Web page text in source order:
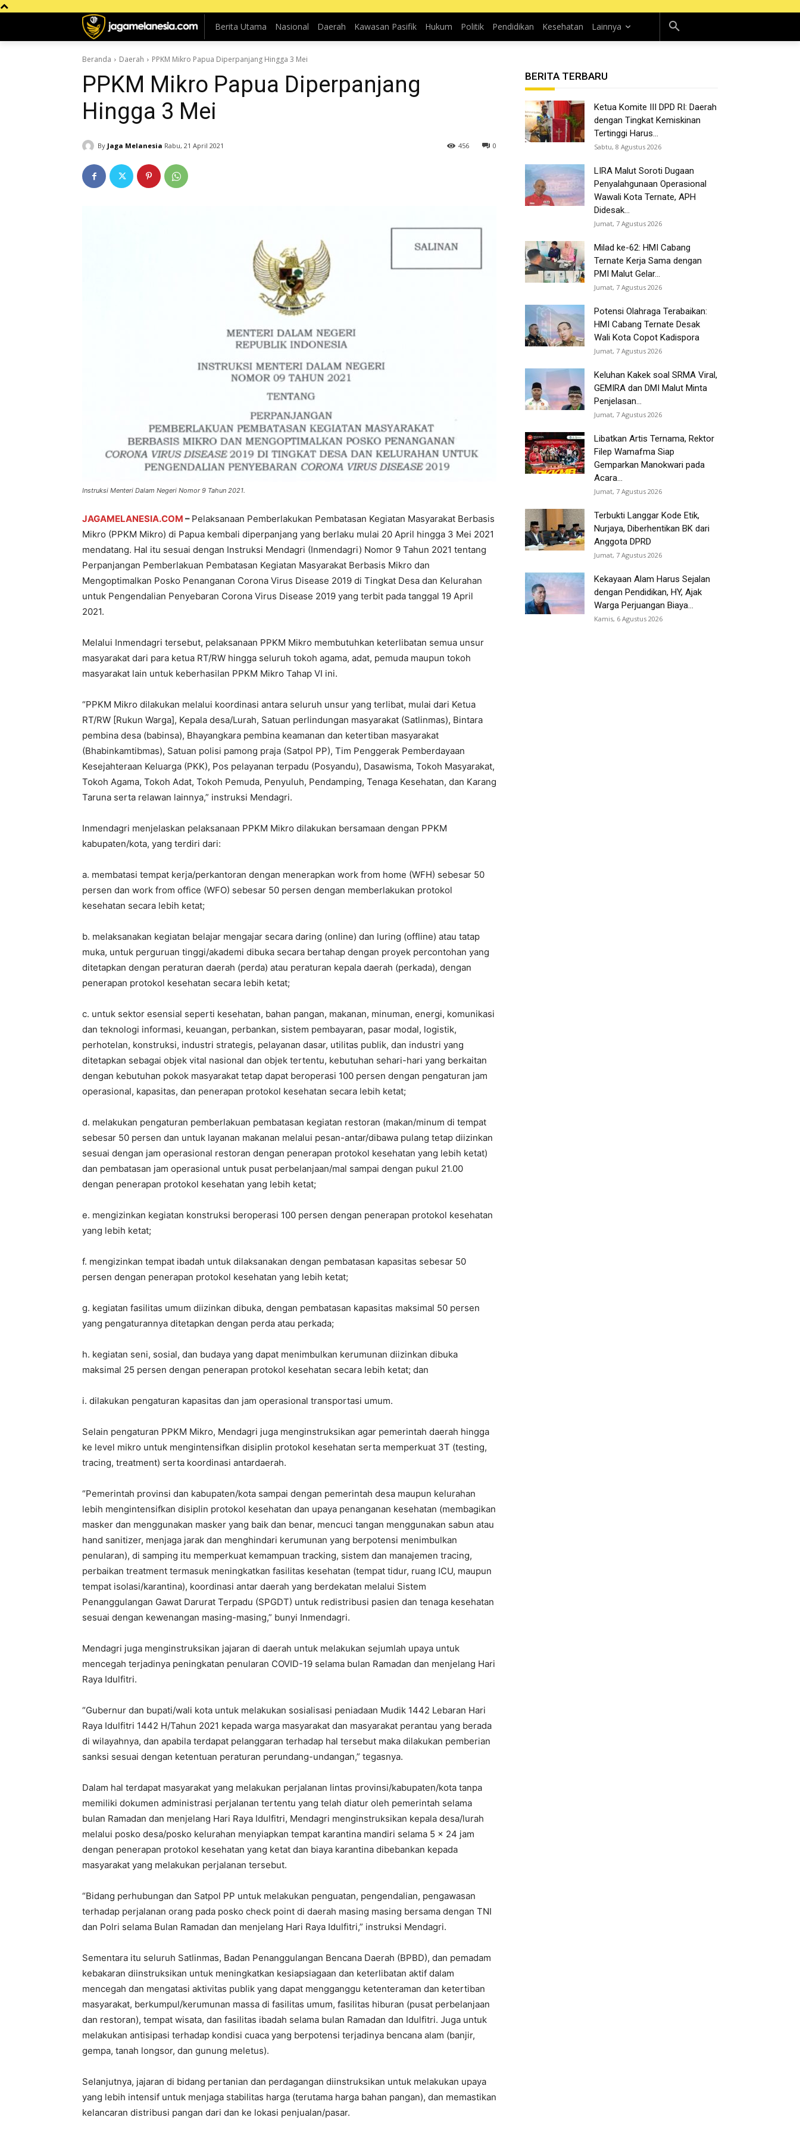
Berita Utama Nasional Daerah Kawasan Pasifik Hukum Politik Pendidikan Kesehatan Lainnya
Beranda Daerah PPKM Mikro Papua Diperpanjang Hingga 3 Mei
PPKM Mikro Papua Diperpanjang
Hingga 3 Mei
By Jaga Melanesia Rabu, 21 April 2021 0
456
Instruksi Menteri Dalam Negeri Nomor 9 Tahun 2021.
JAGAMELANESIA.COM – Pelaksanaan Pemberlakukan Pembatasan Kegiatan Masyarakat Berbasis
Mikro (PPKM Mikro) di Papua kembali diperpanjang yang berlaku mulai 20 April hingga 3 Mei 2021
mendatang. Hal itu sesuai dengan Instruksi Mendagri (Inmendagri) Nomor 9 Tahun 2021 tentang
Perpanjangan Pemberlakuan Pembatasan Kegiatan Masyarakat Berbasis Mikro dan
Mengoptimalkan Posko Penanganan Corona Virus Disease 2019 di Tingkat Desa dan Kelurahan
untuk Pengendalian Penyebaran Corona Virus Disease 2019 yang terbit pada tanggal 19 April
2021.
Melalui Inmendagri tersebut, pelaksanaan PPKM Mikro membutuhkan keterlibatan semua unsur
masyarakat dari para ketua RT/RW hingga seluruh tokoh agama, adat, pemuda maupun tokoh
masyarakat lain untuk keberhasilan PPKM Mikro Tahap VI ini.
“PPKM Mikro dilakukan melalui koordinasi antara seluruh unsur yang terlibat, mulai dari Ketua
RT/RW [Rukun Warga], Kepala desa/Lurah, Satuan perlindungan masyarakat (Satlinmas), Bintara
pembina desa (babinsa), Bhayangkara pembina keamanan dan ketertiban masyarakat
(Bhabinkamtibmas), Satuan polisi pamong praja (Satpol PP), Tim Penggerak Pemberdayaan
Kesejahteraan Keluarga (PKK), Pos pelayanan terpadu (Posyandu), Dasawisma, Tokoh Masyarakat,
Tokoh Agama, Tokoh Adat, Tokoh Pemuda, Penyuluh, Pendamping, Tenaga Kesehatan, dan Karang
Taruna serta relawan lainnya,” instruksi Mendagri.
Inmendagri menjelaskan pelaksanaan PPKM Mikro dilakukan bersamaan dengan PPKM
kabupaten/kota, yang terdiri dari:
a. membatasi tempat kerja/perkantoran dengan menerapkan work from home (WFH) sebesar 50
persen dan work from office (WFO) sebesar 50 persen dengan memberlakukan protokol
kesehatan secara lebih ketat;
b. melaksanakan kegiatan belajar mengajar secara daring (online) dan luring (offline) atau tatap
muka, untuk perguruan tinggi/akademi dibuka secara bertahap dengan proyek percontohan yang
ditetapkan dengan peraturan daerah (perda) atau peraturan kepala daerah (perkada), dengan
penerapan protokol kesehatan secara lebih ketat;
c. untuk sektor esensial seperti kesehatan, bahan pangan, makanan, minuman, energi, komunikasi
dan teknologi informasi, keuangan, perbankan, sistem pembayaran, pasar modal, logistik,
perhotelan, konstruksi, industri strategis, pelayanan dasar, utilitas publik, dan industri yang
ditetapkan sebagai objek vital nasional dan objek tertentu, kebutuhan sehari-hari yang berkaitan
dengan kebutuhan pokok masyarakat tetap dapat beroperasi 100 persen dengan pengaturan jam
operasional, kapasitas, dan penerapan protokol kesehatan secara lebih ketat;
d. melakukan pengaturan pemberlakuan pembatasan kegiatan restoran (makan/minum di tempat
sebesar 50 persen dan untuk layanan makanan melalui pesan-antar/dibawa pulang tetap diizinkan
sesuai dengan jam operasional restoran dengan penerapan protokol kesehatan yang lebih ketat)
dan pembatasan jam operasional untuk pusat perbelanjaan/mal sampai dengan pukul 21.00
dengan penerapan protokol kesehatan yang lebih ketat;
e. mengizinkan kegiatan konstruksi beroperasi 100 persen dengan penerapan protokol kesehatan
yang lebih ketat;
f. mengizinkan tempat ibadah untuk dilaksanakan dengan pembatasan kapasitas sebesar 50
persen dengan penerapan protokol kesehatan yang lebih ketat;
g. kegiatan fasilitas umum diizinkan dibuka, dengan pembatasan kapasitas maksimal 50 persen
yang pengaturannya ditetapkan dengan perda atau perkada;
h. kegiatan seni, sosial, dan budaya yang dapat menimbulkan kerumunan diizinkan dibuka
maksimal 25 persen dengan penerapan protokol kesehatan secara lebih ketat; dan
i. dilakukan pengaturan kapasitas dan jam operasional transportasi umum.
Selain pengaturan PPKM Mikro, Mendagri juga menginstruksikan agar pemerintah daerah hingga
ke level mikro untuk mengintensifkan disiplin protokol kesehatan serta memperkuat 3T (testing,
tracing, treatment) serta koordinasi antardaerah.
“Pemerintah provinsi dan kabupaten/kota sampai dengan pemerintah desa maupun kelurahan
lebih mengintensifkan disiplin protokol kesehatan dan upaya penanganan kesehatan (membagikan
masker dan menggunakan masker yang baik dan benar, mencuci tangan menggunakan sabun atau
hand sanitizer, menjaga jarak dan menghindari kerumunan yang berpotensi menimbulkan
penularan), di samping itu memperkuat kemampuan tracking, sistem dan manajemen tracing,
perbaikan treatment termasuk meningkatkan fasilitas kesehatan (tempat tidur, ruang ICU, maupun
tempat isolasi/karantina), koordinasi antar daerah yang berdekatan melalui Sistem
Penanggulangan Gawat Darurat Terpadu (SPGDT) untuk redistribusi pasien dan tenaga kesehatan
sesuai dengan kewenangan masing-masing,” bunyi Inmendagri.
Mendagri juga menginstruksikan jajaran di daerah untuk melakukan sejumlah upaya untuk
mencegah terjadinya peningkatan penularan COVID-19 selama bulan Ramadan dan menjelang Hari
Raya Idulfitri.
“Gubernur dan bupati/wali kota untuk melakukan sosialisasi peniadaan Mudik 1442 Lebaran Hari
Raya Idulfitri 1442 H/Tahun 2021 kepada warga masyarakat dan masyarakat perantau yang berada
di wilayahnya, dan apabila terdapat pelanggaran terhadap hal tersebut maka dilakukan pemberian
sanksi sesuai dengan ketentuan peraturan perundang-undangan,” tegasnya.
Dalam hal terdapat masyarakat yang melakukan perjalanan lintas provinsi/kabupaten/kota tanpa
memiliki dokumen administrasi perjalanan tertentu yang telah diatur oleh pemerintah selama
bulan Ramadan dan menjelang Hari Raya Idulfitri, Mendagri menginstruksikan kepala desa/lurah
melalui posko desa/posko kelurahan menyiapkan tempat karantina mandiri selama 5 x 24 jam
dengan penerapan protokol kesehatan yang ketat dan biaya karantina dibebankan kepada
masyarakat yang melakukan perjalanan tersebut.
“Bidang perhubungan dan Satpol PP untuk melakukan penguatan, pengendalian, pengawasan
terhadap perjalanan orang pada posko check point di daerah masing masing bersama dengan TNI
dan Polri selama Bulan Ramadan dan menjelang Hari Raya Idulfitri,” instruksi Mendagri.
Sementara itu seluruh Satlinmas, Badan Penanggulangan Bencana Daerah (BPBD), dan pemadam
kebakaran diinstruksikan untuk meningkatkan kesiapsiagaan dan keterlibatan aktif dalam
mencegah dan mengatasi aktivitas publik yang dapat mengganggu ketenteraman dan ketertiban
masyarakat, berkumpul/kerumunan massa di fasilitas umum, fasilitas hiburan (pusat perbelanjaan
dan restoran), tempat wisata, dan fasilitas ibadah selama bulan Ramadan dan Idulfitri. Juga untuk
melakukan antisipasi terhadap kondisi cuaca yang berpotensi terjadinya bencana alam (banjir,
gempa, tanah longsor, dan gunung meletus).
Selanjutnya, jajaran di bidang pertanian dan perdagangan diinstruksikan untuk melakukan upaya
yang lebih intensif untuk menjaga stabilitas harga (terutama harga bahan pangan), dan memastikan
kelancaran distribusi pangan dari dan ke lokasi penjualan/pasar.
BERITA TERBARU
Ketua Komite III DPD RI: Daerah
dengan Tingkat Kemiskinan
Tertinggi Harus...
Sabtu, 8 Agustus 2026
LIRA Malut Soroti Dugaan
Penyalahgunaan Operasional
Wawali Kota Ternate, APH
Didesak...
Jumat, 7 Agustus 2026
Milad ke-62: HMI Cabang
Ternate Kerja Sama dengan
PMI Malut Gelar...
Jumat, 7 Agustus 2026
Potensi Olahraga Terabaikan:
HMI Cabang Ternate Desak
Wali Kota Copot Kadispora
Jumat, 7 Agustus 2026
Keluhan Kakek soal SRMA Viral,
GEMIRA dan DMI Malut Minta
Penjelasan...
Jumat, 7 Agustus 2026
Libatkan Artis Ternama, Rektor
Filep Wamafma Siap
Gemparkan Manokwari pada
Acara...
Jumat, 7 Agustus 2026
Terbukti Langgar Kode Etik,
Nurjaya, Diberhentikan BK dari
Anggota DPRD
Jumat, 7 Agustus 2026
Kekayaan Alam Harus Sejalan
dengan Pendidikan, HY, Ajak
Warga Perjuangan Biaya...
Kamis, 6 Agustus 2026